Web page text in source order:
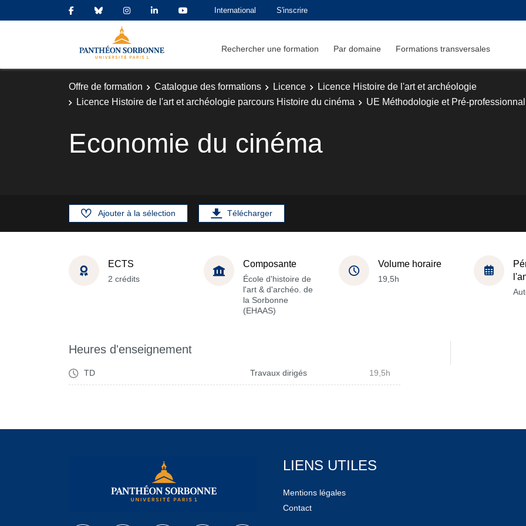
International S'inscrire
Rechercher une formation Par domaine Formations transversales
Offre de formation Catalogue des formations Licence
Licence Histoire de l'art et archéologie
Licence Histoire de l'art et archéologie parcours Histoire du cinéma
UE Méthodologie et Pré-
Economie du cinéma
Ajouter à la sélection Télécharger
ECTS
2 crédits
Composante
École d'histoire de
l'art & d'archéo. de
la Sorbonne
(EHAAS)
Volume horaire
19,5h
Heures d'enseignement
TD Travaux dirigés 19,5h
LIENS UTILES
Mentions légales
Contact